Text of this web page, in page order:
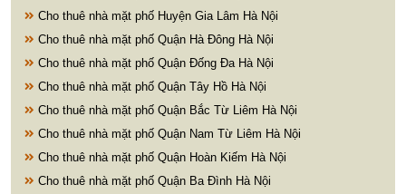
Cho thuê nhà mặt phố Huyện Gia Lâm Hà Nội
Cho thuê nhà mặt phố Quận Hà Đông Hà Nội
Cho thuê nhà mặt phố Quận Đống Đa Hà Nội
Cho thuê nhà mặt phố Quận Tây Hồ Hà Nội
Cho thuê nhà mặt phố Quận Bắc Từ Liêm Hà Nội
Cho thuê nhà mặt phố Quận Nam Từ Liêm Hà Nội
Cho thuê nhà mặt phố Quận Hoàn Kiếm Hà Nội
Cho thuê nhà mặt phố Quận Ba Đình Hà Nội